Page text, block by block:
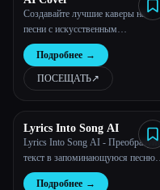
Создавайте лучшие каверы на
песни с искусственным
интеллектом, 100% бесплатно, без
ограничений
Подробнее →
ПОСЕЩАТЬ↗︎
Lyrics Into Song AI
Lyrics Into Song AI -
текст в запоминающуюся песню
онлайн бесплатно.
Подробнее →